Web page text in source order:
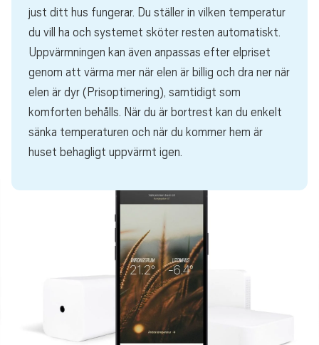
just ditt hus fungerar. Du ställer in vilken temperatur
du vill ha och systemet sköter resten automatiskt.
Uppvärmningen kan även anpassas efter elpriset
genom att värma mer när elen är billig och dra ner när
elen är dyr (Prisoptimering), samtidigt som
komforten behålls. När du är bortrest kan du enkelt
sänka temperaturen och när du kommer hem är
huset behagligt uppvärmt igen.